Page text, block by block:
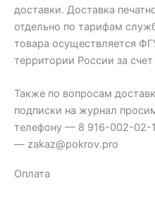
доставки. Доставка
отдельно по тарифам
товара осуществляется
территории России за счет
Также по вопросам
подписки на журнал
телефону — 8 916-002-02-
— zakaz@pokrov.pro
Оплата